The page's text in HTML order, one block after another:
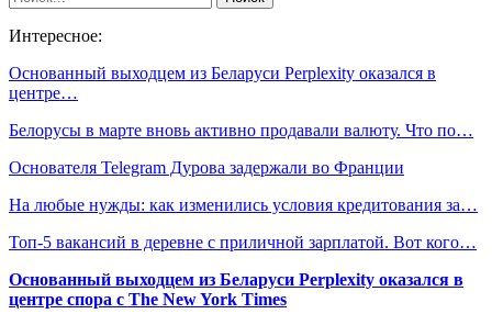
Интересное:
Основанный выходцем из Беларуси Perplexity оказался в
центре…
Белорусы в марте вновь активно продавали валюту. Что по…
Основателя Telegram Дурова задержали во Франции
На любые нужды: как изменились условия кредитования за…
Топ-5 вакансий в деревне с приличной зарплатой. Вот кого…
Основанный выходцем из Беларуси Perplexity оказался в
центре спора с The New York Times